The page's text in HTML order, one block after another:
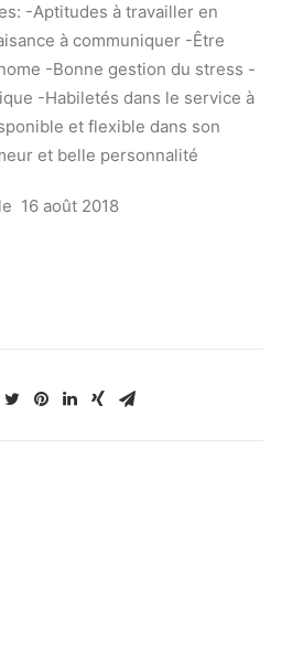
-Aptitudes à travailler en
à communiquer -Être
-Bonne gestion du stress -
-Habiletés dans le service à
et flexible dans son
et belle personnalité
16 août 2018